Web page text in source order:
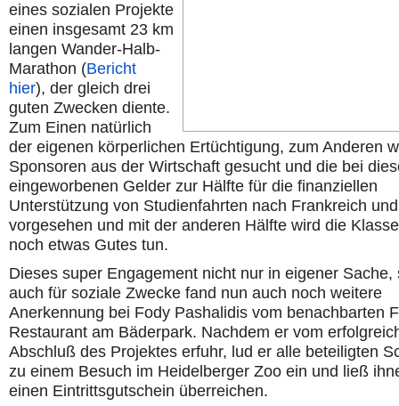
eines sozialen Projekte
einen insgesamt 23 km
langen Wander-Halb-
Marathon (Bericht
hier), der gleich drei
guten Zwecken diente.
Zum Einen natürlich
der eigenen körperlichen Ertüchtigung, zum Anderen
Sponsoren aus der Wirtschaft gesucht und die bei
eingeworbenen Gelder zur Hälfte für die finanziellen
Unterstützung von Studienfahrten nach Frankreich
vorgesehen und mit der anderen Hälfte wird die
noch etwas Gutes tun.
Dieses super Engagement nicht nur in eigener Sache,
auch für soziale Zwecke fand nun auch noch weitere
Anerkennung bei Fody Pashalidis vom benachbarten
Restaurant am Bäderpark. Nachdem er vom
Abschluß des Projektes erfuhr, lud er alle beteiligten
zu einem Besuch im Heidelberger Zoo ein und ließ
einen Eintrittsgutschein überreichen.